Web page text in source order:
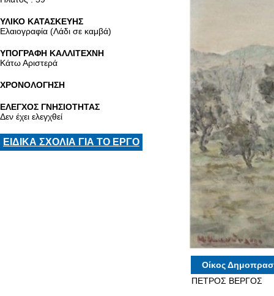
ΥΛΙΚΟ ΚΑΤΑΣΚΕΥΗΣ
Ελαιογραφία (Λάδι σε καμβά)
ΥΠΟΓΡΑΦΗ ΚΑΛΛΙΤΕΧΝΗ
Κάτω Αριστερά
ΧΡΟΝΟΛΟΓΗΣΗ
ΕΛΕΓΧΟΣ ΓΝΗΣΙΟΤΗΤΑΣ
Δεν έχει ελεγχθεί
ΕΙΔΙΚΑ ΣΧΟΛΙΑ ΓΙΑ ΤΟ ΕΡΓΟ
Οίκος
ΠΕΤΡΟΣ ΒΕΡΓΟΣ